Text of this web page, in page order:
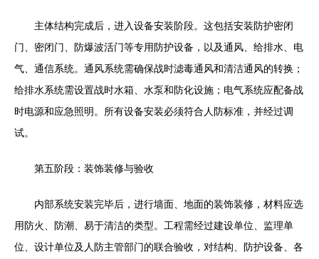
主体结构完成后，进入设备安装阶段。这包括安装防护密闭
门、密闭门、防爆波活门等专用防护设备，以及通风、给排水、电
气、通信系统。通风系统需确保战时滤毒通风和清洁通风的转换；
给排水系统需设置战时水箱、水泵和防化设施；电气系统应配备战
时电源和应急照明。所有设备安装必须符合人防标准，并经过调
试。
第五阶段：装饰装修与验收
内部系统安装完毕后，进行墙面、地面的装饰装修，材料应选
用防火、防潮、易于清洁的类型。工程需经过建设单位、监理单
位、设计单位及人防主管部门的联合验收，对结构、防护设备、各